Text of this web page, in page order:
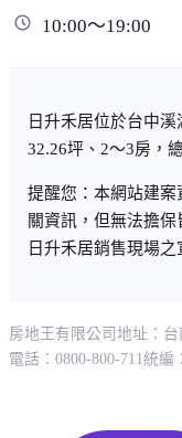
10:00～19:00
日升禾居位於台中
32.26坪、2～3房，
提醒您：本網站建案
關資訊，但無法擔
日升禾居銷售現場之
房地王有限公司 地址：台
電話：0800-800-711統編